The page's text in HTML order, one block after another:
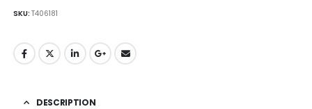
SKU:T406181
DESCRIPTION